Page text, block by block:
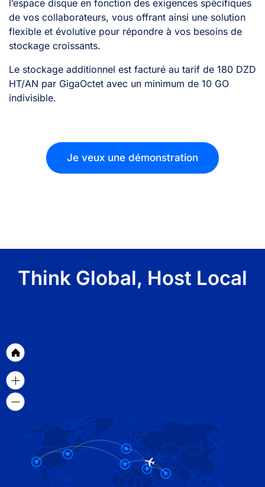
l’espace disque en fonction des exigences spécifiques
de vos collaborateurs, vous offrant ainsi une solution
flexible et évolutive pour répondre à vos besoins de
stockage croissants.
Le stockage additionnel est facturé au tarif de 180 DZD
HT/AN par GigaOctet avec un minimum de 10 GO
indivisible.
Je veux une démonstration
Think Global, Host Local